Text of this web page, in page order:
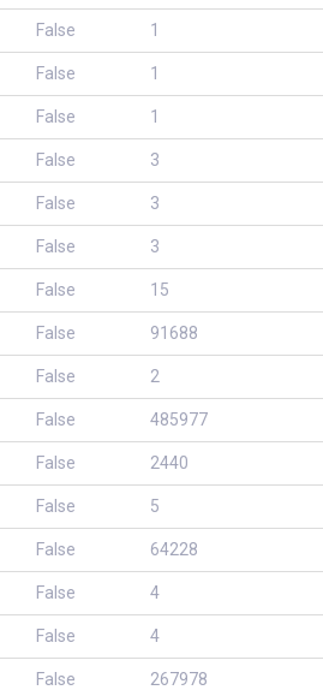
False 1
False 1
False 1
False 3
False 3
False 3
False 15
False 91688
False 2
False 485977
False 2440
False 5
False 64228
False 4
False 4
False 267978